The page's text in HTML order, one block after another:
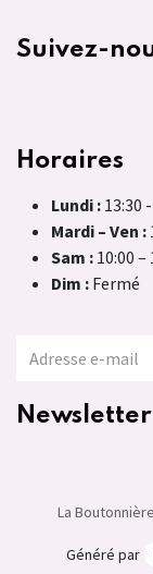
Suivez-
Horaires
Lundi : 13:30
Mardi – Ven :
Sam : 10:00 –
Dim : Fermé
Newsletter
La Boutonnière
Généré par